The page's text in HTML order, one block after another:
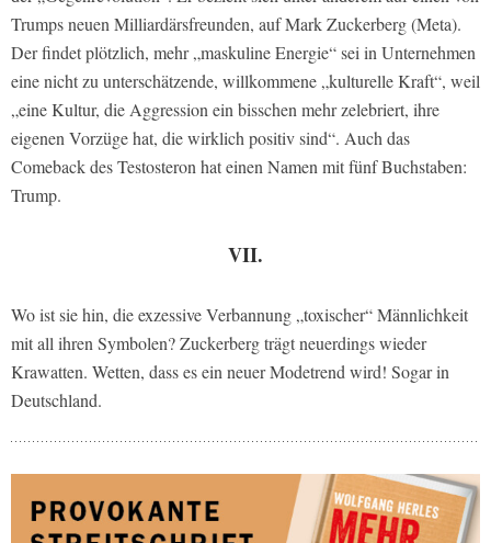
Trumps neuen Milliardärsfreunden, auf Mark Zuckerberg (Meta).
Der findet plötzlich, mehr „maskuline Energie“ sei in Unternehmen
eine nicht zu unterschätzende, willkommene „kulturelle Kraft“, weil
„eine Kultur, die Aggression ein bisschen mehr zelebriert, ihre
eigenen Vorzüge hat, die wirklich positiv sind“. Auch das
Comeback des Testosteron hat einen Namen mit fünf Buchstaben:
Trump.
VII.
Wo ist sie hin, die exzessive Verbannung „toxischer“ Männlichkeit
mit all ihren Symbolen? Zuckerberg trägt neuerdings wieder
Krawatten. Wetten, dass es ein neuer Modetrend wird! Sogar in
Deutschland.